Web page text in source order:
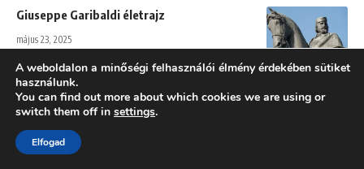
Giuseppe Garibaldi életrajz
május 23, 2025
Az Oszmán Birodalom története
május 8, 2025
Joseph Swan életrajz
május 13, 2025
A weboldalon a minőségi felhasználói élmény érdekében sütiket
használunk.
You can find out more about which cookies we are using or
switch them off in settings.
Elfogad